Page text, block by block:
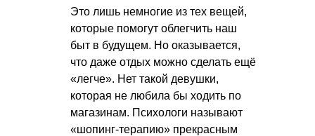
Это лишь немногие из тех вещей,
которые помогут облегчить наш
быт в будущем. Но оказывается,
что даже отдых можно сделать ещё
«легче». Нет такой девушки,
которая не любила бы ходить по
магазинам. Психологи называют
«шопинг-терапию» прекрасным